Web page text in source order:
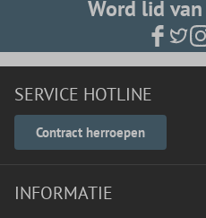
Word lid
SERVICE HOTLINE
Contract herroepen
INFORMATIE